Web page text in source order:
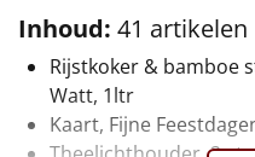
Mannen
Vrouwen
Duurzaam
Inhoud: 41 artikelen
Rijstkoker & bamboe
Watt, 1ltr
Kaart, Fijne